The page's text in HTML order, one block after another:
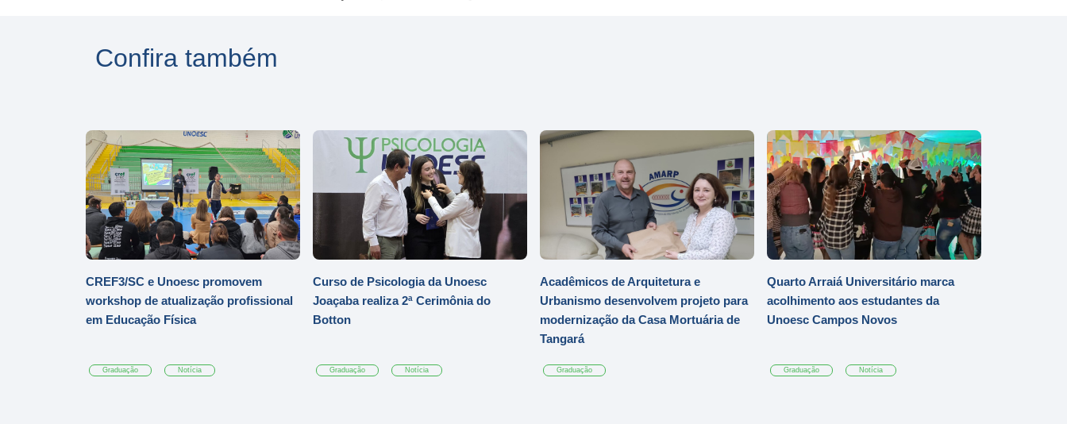
Confira também
CREF3/SC e Unoesc promovem
workshop de atualização profissional
em Educação Física
Graduação Notícia
Curso de Psicologia da Unoesc
Joaçaba realiza 2ª Cerimônia do
Botton
Graduação Notícia
Acadêmicos de Arquitetura e
Urbanismo desenvolvem projeto para
modernização da Casa Mortuária de
Tangará
Graduação
Quarto Arraiá Universitário marca
acolhimento aos estudantes da
Unoesc Campos Novos
Graduação Notícia